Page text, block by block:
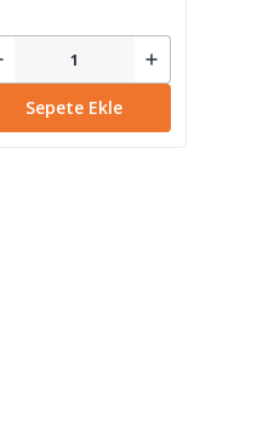
Sepete Ekle